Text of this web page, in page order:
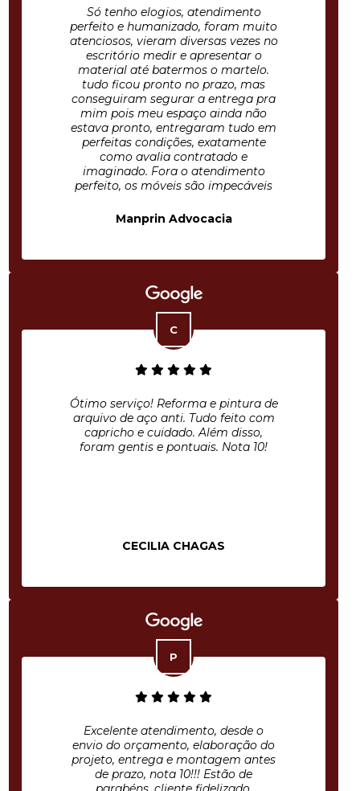
Só tenho elogios, atendimento
perfeito e humanizado, foram muito
atenciosos, vieram diversas vezes no
escritório medir e apresentar o
material até batermos o martelo.
tudo ficou pronto no prazo, mas
conseguiram segurar a entrega pra
mim pois meu espaço ainda não
estava pronto, entregaram tudo em
perfeitas condições, exatamente
como avalia contratado e
imaginado. Fora o atendimento
perfeito, os móveis são impecáveis
Manprin Advocacia
Ótimo serviço! Reforma e pintura de
arquivo de aço anti. Tudo feito com
capricho e cuidado. Além disso,
foram gentis e pontuais. Nota 10!
CECILIA CHAGAS
Excelente atendimento, desde o
envio do orçamento, elaboração do
projeto, entrega e montagem antes
de prazo, nota 10!!! Estão de